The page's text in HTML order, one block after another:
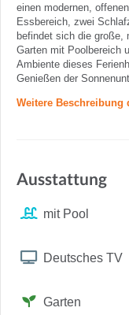
einen modernen,
Essbereich, zwei
befindet sich die große,
Garten mit Poolbereich
Ambiente dieses
Genießen der
Weitere Beschreibung
Ausstattung
mit Pool
Deutsches TV
Garten